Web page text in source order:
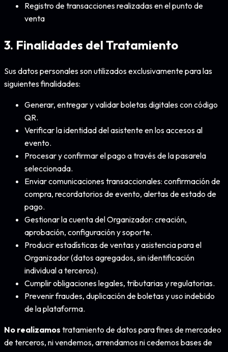
Registro de transacciones realizadas en el punto de
venta
3. Finalidades del Tratamiento
Sus datos personales son utilizados exclusivamente para las
siguientes finalidades:
Generar, entregar y validar boletas digitales con código
QR.
Verificar la identidad del asistente en los accesos al
evento.
Procesar y confirmar el pago a través de la pasarela
seleccionada.
Enviar comunicaciones transaccionales: confirmación de
compra, recordatorios de evento, alertas de estado de
pago.
Gestionar la cuenta del Organizador: creación,
aprobación, configuración y soporte.
Producir estadísticas de ventas y asistencia para el
Organizador (datos agregados, sin identificación
individual a terceros).
Cumplir obligaciones legales, tributarias y regulatorias.
Prevenir fraudes, duplicación de boletas y uso indebido
de la plataforma.
No realizamos tratamiento de datos para fines de mercadeo
de terceros, ni vendemos, arrendamos ni cedemos bases de